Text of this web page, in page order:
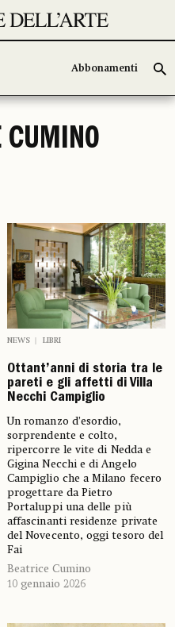
Abbonamenti
Abbonamenti
CUMINO
NEWS LIBRI
Ottant’anni di storia tra le
pareti e gli affetti di Villa
Necchi Campiglio
Un romanzo d’esordio,
sorprendente e colto,
ripercorre le vite di Nedda e
Gigina Necchi e di Angelo
Campiglio che a Milano fecero
progettare da Pietro
Portaluppi una delle più
affascinanti residenze private
del Novecento, oggi tesoro del
Fai
Beatrice Cumino
10 gennaio 2026